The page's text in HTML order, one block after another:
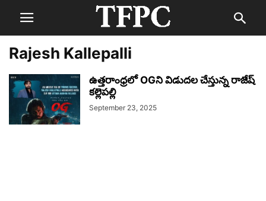
Rajesh Kallepalli
ఉత్తరాంధ్రలో OGని విడుదల చేస్తున్న రాజేష్
కల్లెపల్లి
September 23, 2025